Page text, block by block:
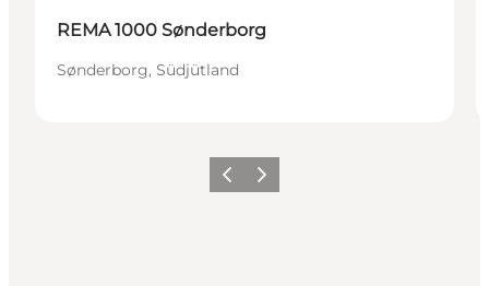
REMA 1000 Sønderborg
Sønderborg, Südjütland
ZurückWeiter